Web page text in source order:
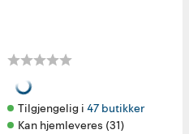
Tilgjengelig i 47 butikker
Kan hjemleveres (31)